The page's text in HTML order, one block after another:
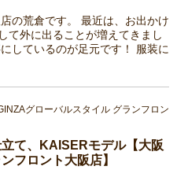
の荒倉です。 最近は、お出かけ
て外に出ることが増えてきまし
しているのが足元です！ 服装に
グローバルスタイル グランフロン
立て、KAISERモデル【大阪
フロント大阪店】